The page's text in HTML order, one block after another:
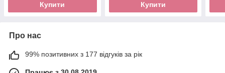
Купити Купити
Про нас
99% позитивних з 177 відгуків за рік